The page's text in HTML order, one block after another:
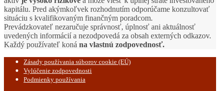
kapitálu. Pred akýmkoľvek rozhodnutím odporúčame konzultovať
situáciu s kvalifikovaným finančným poradcom.
Prevádzkovateľ nezaručuje správnosť, úplnosť ani aktuálnosť
uvedených informácií a nezodpovedá za obsah externých odkazov.
Každý používateľ koná na vlastnú zodpovednosť.
Zásady používania súborov cookie (EÚ)
Vylúčenie zodpovednosti
Podmienky používania